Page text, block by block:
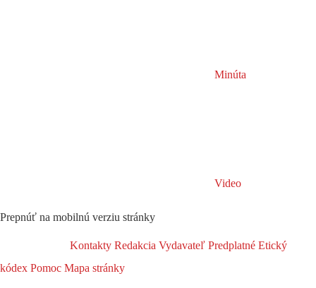
Minúta
Video
Prepnúť na mobilnú verziu stránky
Kontakty Redakcia Vydavateľ Predplatné Etický
kódex Pomoc Mapa stránky